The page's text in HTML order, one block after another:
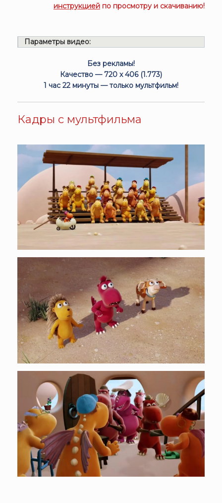
инструкцией по просмотру и скачиванию!
Параметры видео:
Без рекламы!
Качество — 720 x 406 (1.773)
1 час 22 минуты — только мультфильм!
Кадры с мультфильма